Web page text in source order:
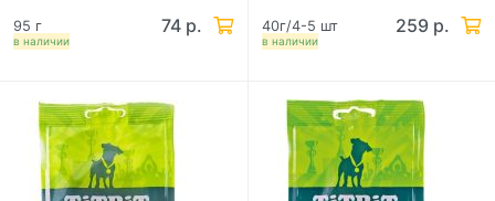
в наличии
95 г 74 р.
в наличии
40г/4-5 шт 259 р.